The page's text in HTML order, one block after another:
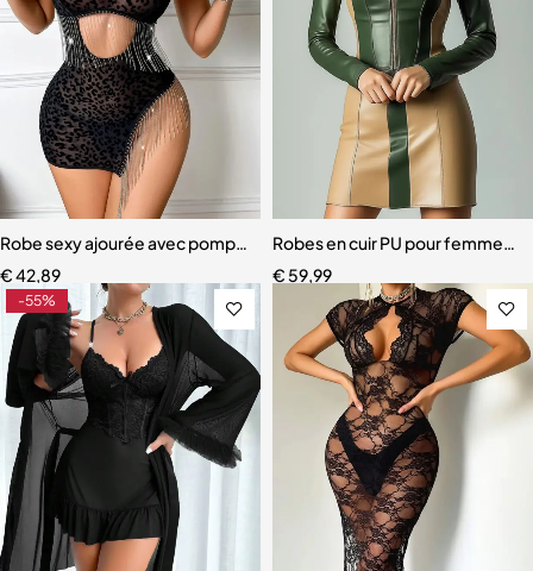
Robe sexy ajourée avec pompon chaîne suspendue
€42,89
Robes en cuir PU pour femmes,
€ 59,99
-55%